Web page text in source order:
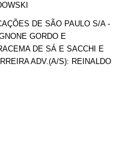
DE SÃO PAULO S/A -
GORDO E
DE SÁ E SACCHI E
ADV.(A/S): REINALDO